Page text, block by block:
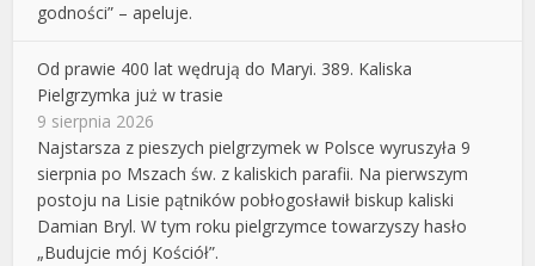
godności” – apeluje.
Od prawie 400 lat wędrują do Maryi. 389. Kaliska
Pielgrzymka już w trasie
9 sierpnia 2026
Najstarsza z pieszych pielgrzymek w Polsce wyruszyła 9
sierpnia po Mszach św. z kaliskich parafii. Na pierwszym
postoju na Lisie pątników pobłogosławił biskup kaliski
Damian Bryl. W tym roku pielgrzymce towarzyszy hasło
„Budujcie mój Kościół”.